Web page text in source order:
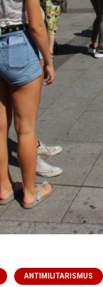
ANTIMILITARISMUS